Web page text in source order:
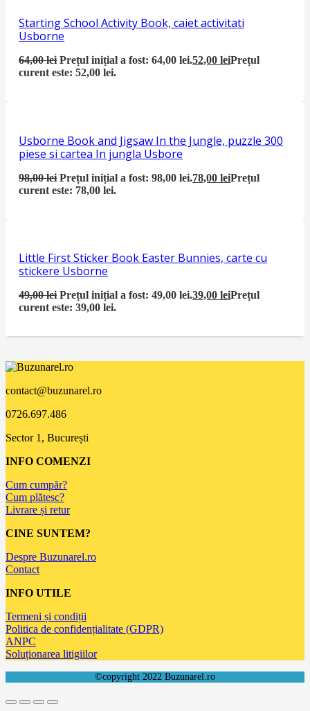
Starting School Activity Book, caiet activitati
Usborne
64,00lei Prețul inițial a fost: 64,00 lei.52,00leiPrețul
curent este: 52,00 lei.
Usborne Book and Jigsaw In the Jungle, puzzle 300
piese si cartea In jungla Usbore
98,00lei Prețul inițial a fost: 98,00 lei.78,00leiPrețul
curent este: 78,00 lei.
Little First Sticker Book Easter Bunnies, carte cu
stickere Usborne
49,00lei Prețul inițial a fost: 49,00 lei.39,00leiPrețul
curent este: 39,00 lei.
contact@buzunarel.ro
0726.697.486
Sector 1, București
INFO COMENZI
Cum cumpăr?
Cum plătesc?
Livrare și retur
CINE SUNTEM?
Despre Buzunarel.ro
Contact
INFO UTILE
Termeni și condiții
Politica de confidențialitate (GDPR)
ANPC
Soluționarea litigiilor
©copyright 2022 Buzunarel.ro